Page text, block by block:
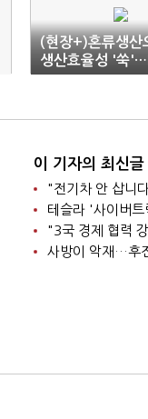
(현장+)혼류생산
생산효율성 '쑥
평택공장, 미래차
이 기자의 최신글
"전기차 안 삽니
테슬라 '사이버
"3국 경제 협력
사방이 악재…후